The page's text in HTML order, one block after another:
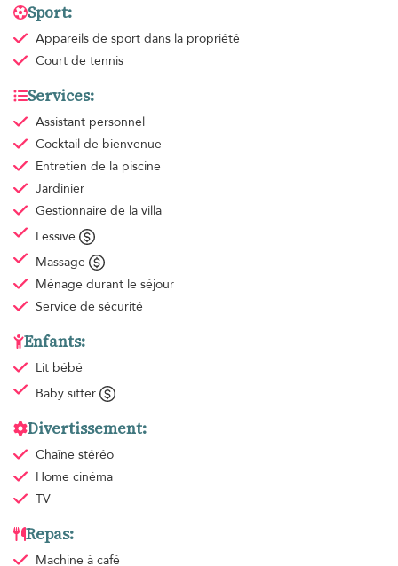
Sport:
Appareils de sport dans la propriété
Court de tennis
Services:
Assistant personnel
Cocktail de bienvenue
Entretien de la piscine
Jardinier
Gestionnaire de la villa
Lessive
Massage
Ménage durant le séjour
Service de sécurité
Enfants:
Lit bébé
Baby sitter
Divertissement:
Chaîne stéréo
Home cinéma
TV
Repas:
Machine à café